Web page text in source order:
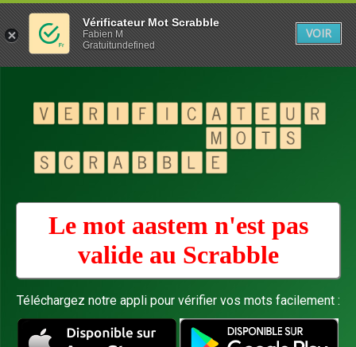
Le mot aastem n'est pas
valide au Scrabble
Téléchargez notre appli pour vérifier vos mots facilement :
Vérificateur Mot Scrabble
Fabien M
Gratuitundefined
VOIR